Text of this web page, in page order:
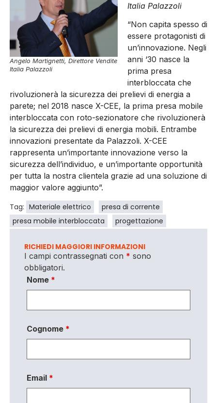
Angelo Martignetti, Direttore Vendite
Italia Palazzoli
Italia Palazzoli
“Non capita spesso di
essere protagonisti di
un’innovazione. Negli
anni ‘30 nasce la
prima presa
interbloccata che
rivoluzionerà la sicurezza dei prelievi di energia a
parete; nel 2018 nasce X-CEE, la prima presa mobile
interbloccata con roto-sezionatore che rivoluzionerà
la sicurezza dei prelievi di energia mobili. Entrambe
innovazioni presentate da Palazzoli. X-CEE
rappresenta un’importante innovazione verso la
sicurezza dell’individuo, e un’importante opportunità
per tutta la nostra clientela grazie ad una soluzione di
maggior valore aggiunto”.
Tag: Materiale elettrico
presa di corrente
presa mobile interbloccata
progettazione
RICHIEDI MAGGIORI INFORMAZIONI
I campi contrassegnati con * sono
obbligatori.
Nome *
Cognome *
Email *